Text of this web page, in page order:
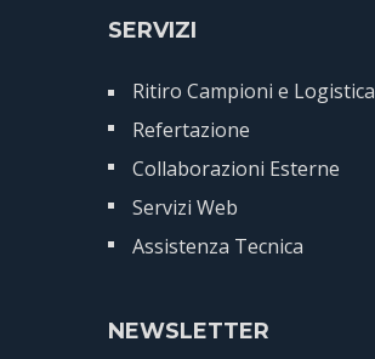
SERVIZI
Ritiro Campioni e Logistica
Refertazione
Collaborazioni Esterne
Servizi Web
Assistenza Tecnica
NEWSLETTER